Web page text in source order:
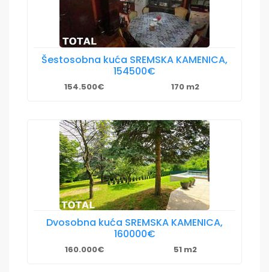
Šestosobna kuća SREMSKA KAMENICA,
154500€
154.500€ 170 m2
Dvosobna kuća SREMSKA KAMENICA,
160000€
160.000€ 51 m2